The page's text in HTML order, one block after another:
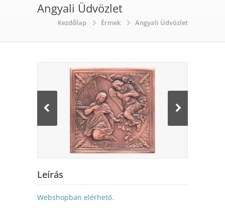
Angyali Üdvözlet
Kezdőlap Érmek Angyali Üdvözlet
Leírás
Webshopban elérhető.